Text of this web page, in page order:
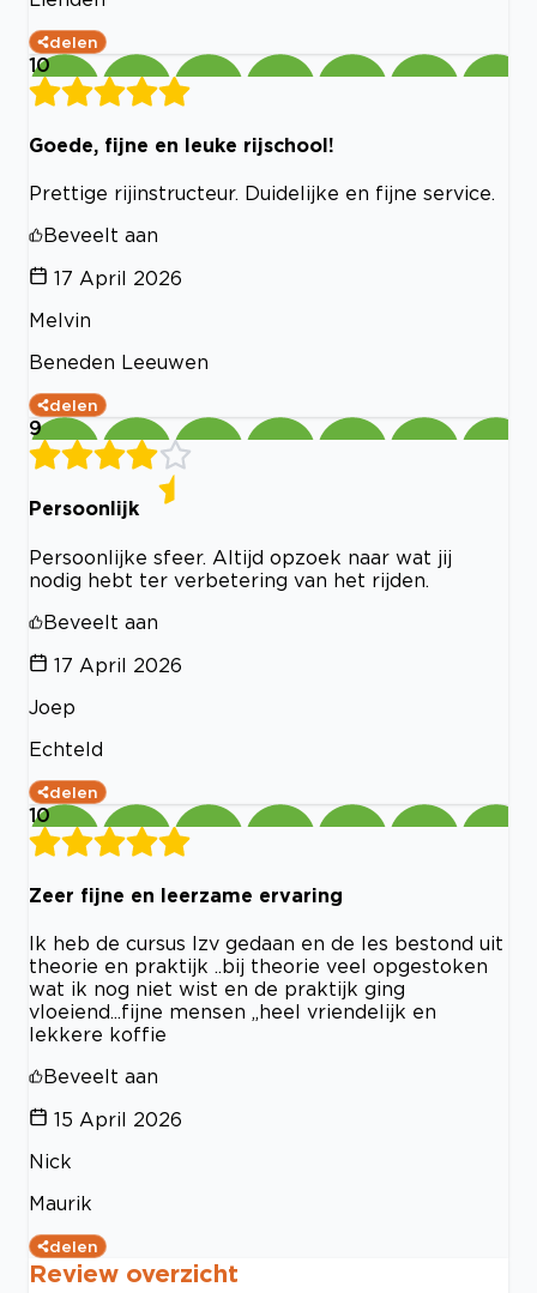
delen
10
Goede, fijne en leuke rijschool!
Prettige rijinstructeur. Duidelijke en fijne service.
Beveelt aan
17 April 2026
Melvin
Beneden Leeuwen
delen
9
Persoonlijk
Persoonlijke sfeer. Altijd opzoek naar wat jij
nodig hebt ter verbetering van het rijden.
Beveelt aan
17 April 2026
Joep
Echteld
delen
10
Zeer fijne en leerzame ervaring
Ik heb de cursus lzv gedaan en de les bestond uit
theorie en praktijk ..bij theorie veel opgestoken
wat ik nog niet wist en de praktijk ging
vloeiend...fijne mensen ,,heel vriendelijk en
lekkere koffie
Beveelt aan
15 April 2026
Nick
Maurik
delen
Review overzicht